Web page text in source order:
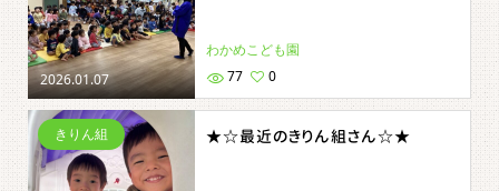
2026.01.07
わかめこども園
77
0
きりん組 ★☆最近のきりん組さん☆★